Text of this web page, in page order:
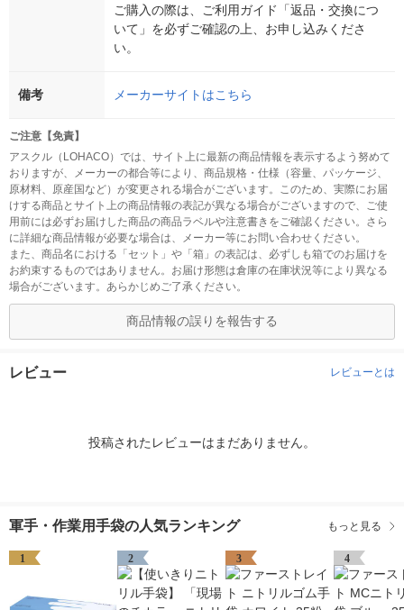
ご購入の際は、ご利用ガイド「返品・交換につ
いて」を必ずご確認の上、お申し込みくださ
い。
備考 メーカーサイトはこちら
ご注意【免責】
アスクル（LOHACO）では、サイト上に最新の商品情報を表示するよう努めて
おりますが、メーカーの都合等により、商品規格・仕様（容量、パッケージ、
原材料、原産国など）が変更される場合がございます。このため、実際にお届
けする商品とサイト上の商品情報の表記が異なる場合がございますので、ご使
用前には必ずお届けした商品の商品ラベルや注意書きをご確認ください。さら
に詳細な商品情報が必要な場合は、メーカー等にお問い合わせください。
また、商品名における「セット」や「箱」の表記は、必ずしも箱でのお届けを
お約束するものではありません。お届け形態は倉庫の在庫状況等により異なる
場合がございます。あらかじめご了承ください。
商品情報の誤りを報告する
レビュー レビューとは
投稿されたレビューはまだありません。
軍手・作業用手袋の人気ランキング もっと見る
1 2 3 4